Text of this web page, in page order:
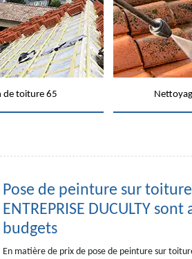
de toiture 65
Pose de peinture sur
ENTREPRISE DUCULTY
budgets
En matière de prix de pose de peinture sur